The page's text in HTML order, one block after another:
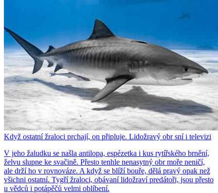
Když ostatní žraloci prchají, on připluje. Lidožravý obr sní i televizi
V jeho žaludku se našla antilopa, espézetka i kus rytířského brnění,
želvu slupne ke svačině. Přesto tenhle nenasytný obr moře neničí,
ale drží ho v rovnováze. A když se blíží bouře, dělá pravý opak než
všichni ostatní. Tygří žraloci, obávaní lidožraví predátoři, jsou přesto
u vědců i potápěčů velmi oblíbení.